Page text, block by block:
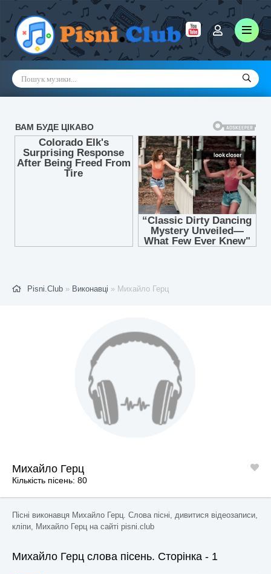
Pisni.Club » Виконавці » Михайло Герц
Михайло Герц
Кількість пісень: 80
Пісні виконавця Михайло Герц. Слова пісні, дивитися відеозаписи,
кліпи, Михайло Герц на сайті pisni.club
Михайло Герц слова пісень. Сторінка - 1